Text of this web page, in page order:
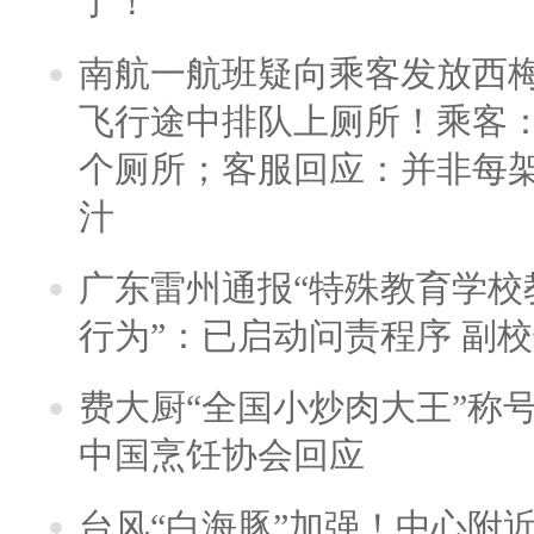
南航一航班疑向乘客发放西
飞行途中排队上厕所！乘客
个厕所；客服回应：并非每
汁
广东雷州通报“特殊教育学
行为”：已启动问责程序 副
费大厨“全国小炒肉大王”称
中国烹饪协会回应